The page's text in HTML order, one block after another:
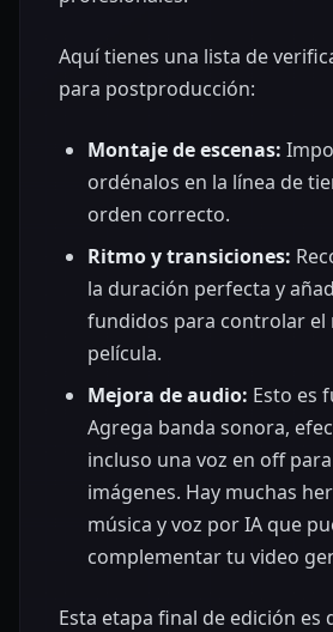
Aquí tienes una lista de
para postproducción:
Montaje de escenas:
ordénalos en la línea de
orden correcto.
Ritmo y transiciones:
la duración perfecta y
fundidos para controlar el
película.
Mejora de audio: Esto es
Agrega banda sonora,
incluso una voz en off
imágenes. Hay muchas
música y voz por IA que
complementar tu video
Esta etapa final de edición es